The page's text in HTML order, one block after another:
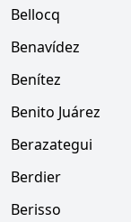
Bellocq
Benavídez
Benítez
Benito Juárez
Berazategui
Berdier
Berisso